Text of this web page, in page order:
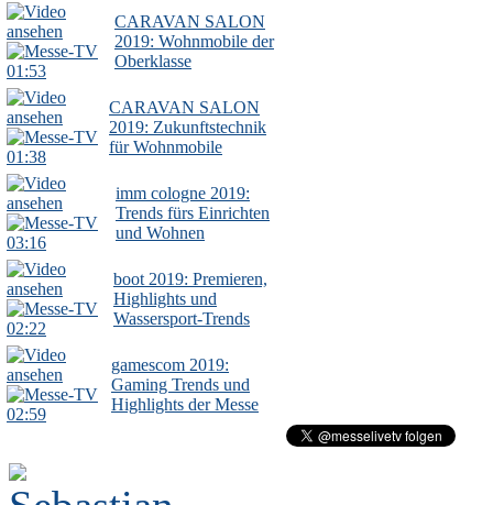
01:53
CARAVAN SALON
2019: Wohnmobile der
Oberklasse
01:38
CARAVAN SALON
2019: Zukunftstechnik
für Wohnmobile
03:16
imm cologne 2019:
Trends fürs Einrichten
und Wohnen
02:22
boot 2019: Premieren,
Highlights und
Wassersport-Trends
02:59
gamescom 2019:
Gaming Trends und
Highlights der Messe